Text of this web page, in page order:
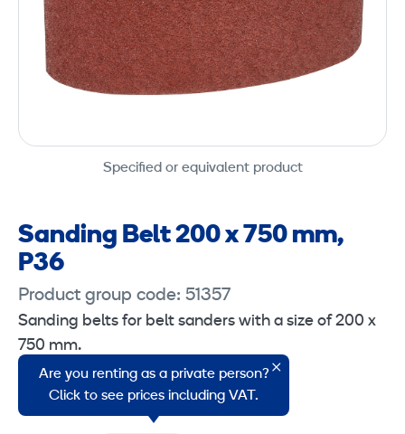
Specified or equivalent product
Sanding Belt 200 x 750 mm,
P36
Product group code: 51357
Sanding belts for belt sanders with a size of 200 x
750 mm.
Suitable for Hummel belt sander.
Are you renting as a private person?
Click to see prices including VAT.